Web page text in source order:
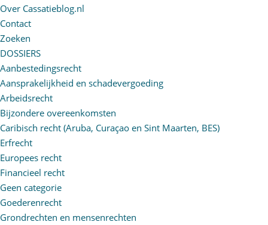
Over Cassatieblog.nl
Contact
Zoeken
DOSSIERS
Aanbestedingsrecht
Aansprakelijkheid en schadevergoeding
Arbeidsrecht
Bijzondere overeenkomsten
Caribisch recht (Aruba, Curaçao en Sint Maarten, BES)
Erfrecht
Europees recht
Financieel recht
Geen categorie
Goederenrecht
Grondrechten en mensenrechten